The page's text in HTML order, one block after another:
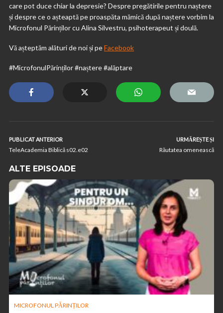
care pot duce chiar la depresie? Despre pregătirile pentru naștere
și despre ce o așteaptă pe proaspăta mămică după naștere vorbim la
Microfonul Părinților cu Alina Silvestru, psihoterapeut și doulă.
Vă așteptăm alături de noi și peFacebook
#MicrofonulPărinților #naștere #alăptare
PUBLICAT ANTERIOR
TeleAcademia Biblică s02.e02
URMĂREȘTE ȘI
Răutatea omenească
ALTE EPISOADE
MICROFONUL PĂRINȚILOR